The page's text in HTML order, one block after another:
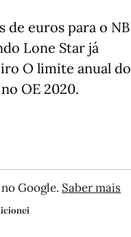
de euros para o NB
Lone Star já
O limite anual do
OE 2020.
Google. Saber mais